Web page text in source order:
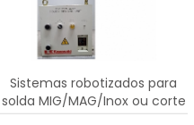
Sistemas robotizados para
solda MIG/MAG/Inox ou corte
plasma